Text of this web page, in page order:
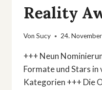
Reality
Von Sucy 24.
+++ Neun
Formate und Stars in
Kategorien +++ Die